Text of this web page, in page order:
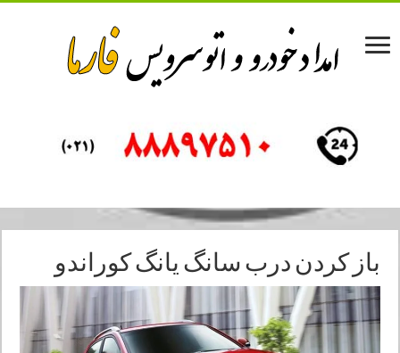
باز کردن درب سانگ یانگ کوراندو